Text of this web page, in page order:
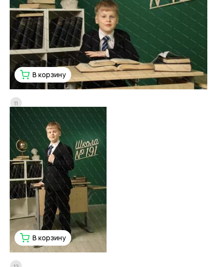
В корзину
В корзину
11